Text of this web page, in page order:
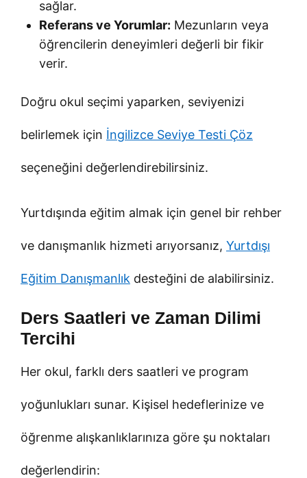
sağlar.
Referans ve Yorumlar: Mezunların veya
öğrencilerin deneyimleri değerli bir fikir
verir.
Doğru okul seçimi yaparken, seviyenizi
belirlemek için İngilizce Seviye Testi Çöz
seçeneğini değerlendirebilirsiniz.
Yurtdışında eğitim almak için genel bir rehber
ve danışmanlık hizmeti arıyorsanız, Yurtdışı
Eğitim Danışmanlık desteğini de alabilirsiniz.
Ders Saatleri ve Zaman Dilimi
Tercihi
Her okul, farklı ders saatleri ve program
yoğunlukları sunar. Kişisel hedeflerinize ve
öğrenme alışkanlıklarınıza göre şu noktaları
değerlendirin: